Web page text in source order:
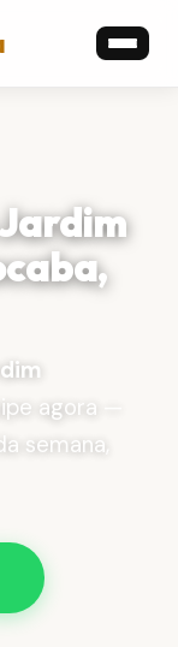
agora —
semana,